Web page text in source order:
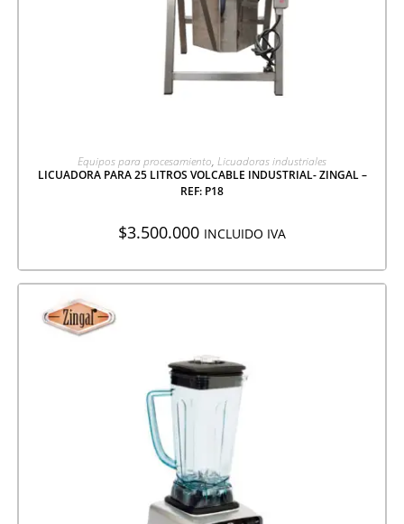
AGREGAR A COTIZACIÓN
Equipos para procesamiento, Licuadoras industriales
LICUADORA PARA 25 LITROS VOLCABLE INDUSTRIAL- ZINGAL –
REF: P18
$3.500.000 INCLUIDO IVA